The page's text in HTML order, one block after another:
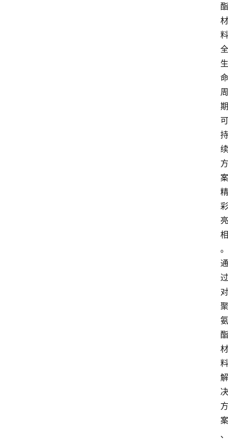
酯
材
料
全
生
命
周
期
可
持
续
方
案
精
彩
亮
相
。
通
过
对
聚
氨
酯
材
料
解
决
方
案
、